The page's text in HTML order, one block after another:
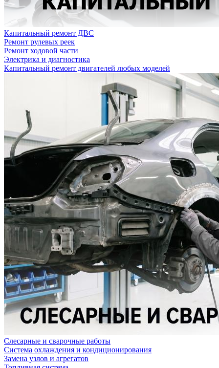
Капитальный ремонт ДВС
Ремонт рулевых реек
Ремонт ходовой части
Электрика и диагностика
Капитальный ремонт двигателей любых моделей
Слесарные и сварочные работы
Система охлаждения и кондиционирования
Замена узлов и агрегатов